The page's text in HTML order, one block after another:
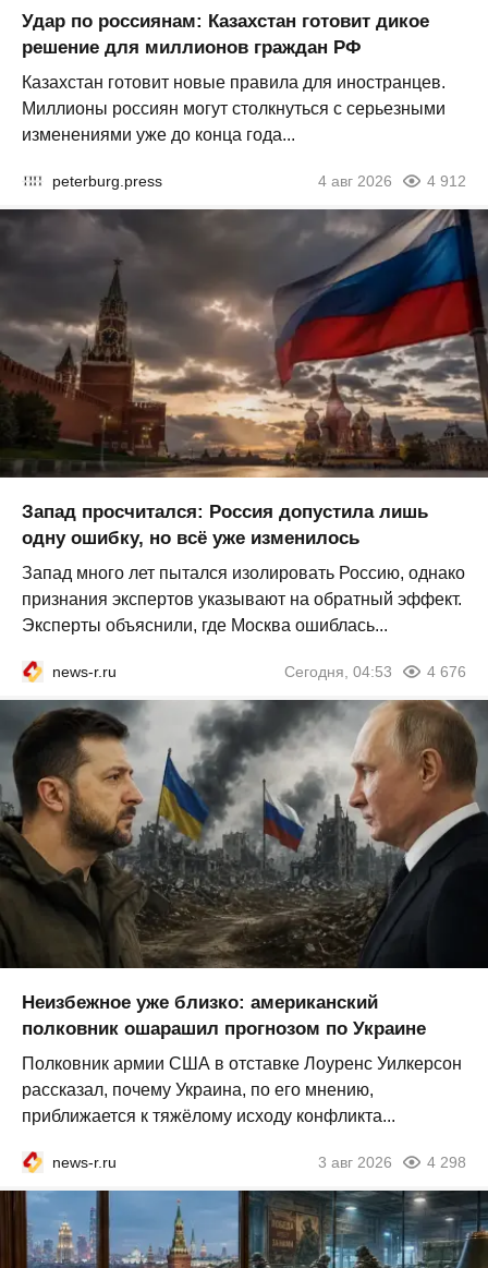
Удар по россиянам: Казахстан готовит дикое
решение для миллионов граждан РФ
Казахстан готовит новые правила для иностранцев.
Миллионы россиян могут столкнуться с серьезными
изменениями уже до конца года...
peterburg.press 4 авг 2026 4 912
Запад просчитался: Россия допустила лишь
одну ошибку, но всё уже изменилось
Запад много лет пытался изолировать Россию, однако
признания экспертов указывают на обратный эффект.
Эксперты объяснили, где Москва ошиблась...
news-r.ru Сегодня, 04:53 4 676
Неизбежное уже близко: американский
полковник ошарашил прогнозом по Украине
Полковник армии США в отставке Лоуренс Уилкерсон
рассказал, почему Украина, по его мнению,
приближается к тяжёлому исходу конфликта...
news-r.ru 3 авг 2026 4 298